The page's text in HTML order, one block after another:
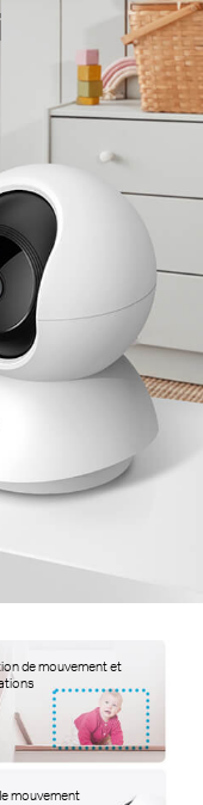
de mouvement et
mouvement